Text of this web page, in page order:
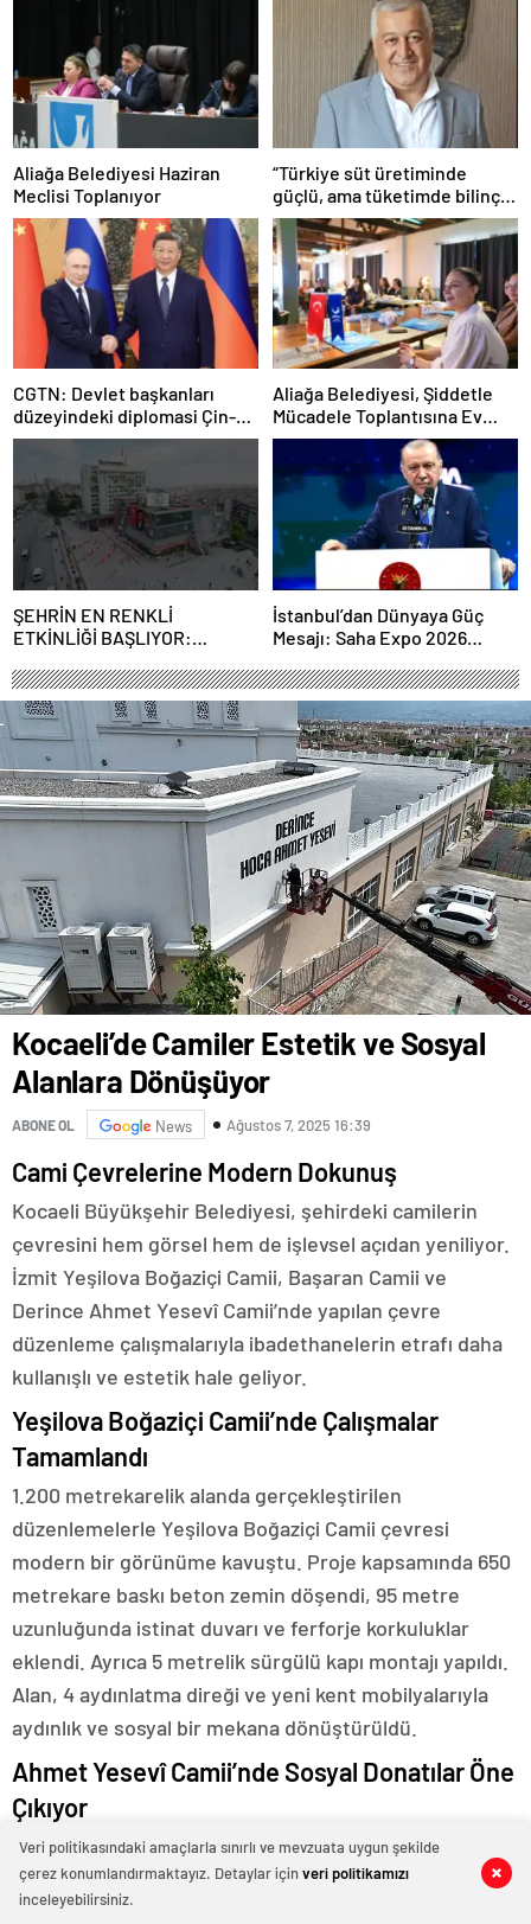
0 0
0 0
0 0
0 0
0 0
0 0
0 0
Aliağa Belediyesi Haziran
Meclisi Toplanıyor
“Türkiye süt üretiminde
güçlü, ama tüketimde bilinç
şart”
CGTN: Devlet başkanları
düzeyindeki diplomasi Çin-
Rusya arasındaki büyüyen
ortaklığı güçlendiriyor
Aliağa Belediyesi, Şiddetle
Mücadele Toplantısına Ev
Sahipliği Yaptı
ŞEHRİN EN RENKLİ
ETKİNLİĞİ BAŞLIYOR:
FESTİVALİ” HEYECANI
GAZİOSMANPAŞA’DA
YAŞANACAK
İstanbul’dan Dünyaya Güç
Mesajı: Saha Expo 2026
Kocaeli’de Camiler Estetik ve Sosyal
Alanlara Dönüşüyor
ABONE OL News Ağustos 7, 2025 16:39
0 0
Cami Çevrelerine Modern Dokunuş
Kocaeli Büyükşehir Belediyesi, şehirdeki camilerin
çevresini hem görsel hem de işlevsel açıdan yeniliyor.
İzmit Yeşilova Boğaziçi Camii, Başaran Camii ve
Derince Ahmet Yesevî Camii’nde yapılan çevre
düzenleme çalışmalarıyla ibadethanelerin etrafı daha
kullanışlı ve estetik hale geliyor.
Yeşilova Boğaziçi Camii’nde Çalışmalar
Tamamlandı
1.200 metrekarelik alanda gerçekleştirilen
düzenlemelerle Yeşilova Boğaziçi Camii çevresi
modern bir görünüme kavuştu. Proje kapsamında 650
metrekare baskı beton zemin döşendi, 95 metre
uzunluğunda istinat duvarı ve ferforje korkuluklar
eklendi. Ayrıca 5 metrelik sürgülü kapı montajı yapıldı.
Alan, 4 aydınlatma direği ve yeni kent mobilyalarıyla
aydınlık ve sosyal bir mekana dönüştürüldü.
Ahmet Yesevî Camii’nde Sosyal Donatılar Öne
Çıkıyor
2.250 metrekarelik alanda yapılan düzenlemelerle
Ahmet Yesevî Camii çevresi, çocuk oyun alanı ve
yürüyüş yolu gibi sosyal donatılarla zenginleştirildi.
0 0
Veri politikasındaki amaçlarla sınırlı ve mevzuata uygun şekilde
çerez konumlandırmaktayız. Detaylar içinveri politikamızı
inceleyebilirsiniz.